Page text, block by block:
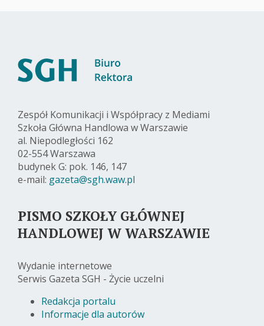
Zespół Komunikacji i Współpracy z Mediami
Szkoła Główna Handlowa w Warszawie
al. Niepodległości 162
02-554 Warszawa
budynek G: pok. 146, 147
e-mail: gazeta@sgh.waw.pl
PISMO SZKOŁY GŁÓWNEJ
HANDLOWEJ W WARSZAWIE
Wydanie internetowe
Serwis Gazeta SGH - Życie uczelni
Redakcja portalu
Informacje dla autorów